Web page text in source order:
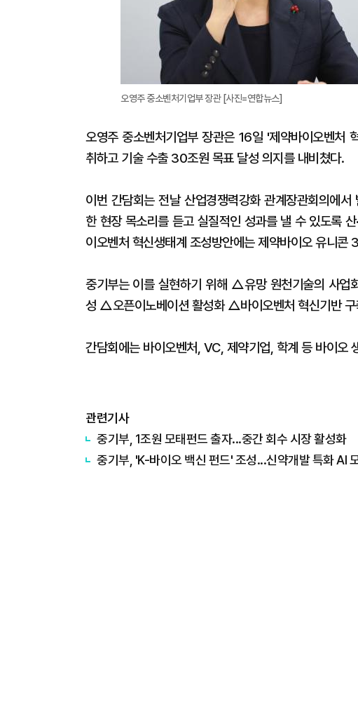
오영주 중소벤처기업부 장관 [사진=연합뉴스]
오영주 중소벤처기업부 장관은 16일 '제약바이오벤처
취하고 기술 수출 30조원 목표 달성 의지를 내비쳤다.
이번 간담회는 전날 산업경쟁력강화 관계장관회의에
한 현장 목소리를 듣고 실질적인 성과를 낼 수 있도록
이오벤처 혁신생태계 조성방안에는 제약바이오 유니콘
중기부는 이를 실현하기 위해 △유망 원천기술의 사
성 △오픈이노베이션 활성화 △바이오벤처 혁신기반 구
간담회에는 바이오벤처, VC, 제약기업, 학계 등 바이오
관련기사
중기부, 1조원 모태펀드 출자...중간 회수 시장 활성화
중기부, 'K-바이오 백신 펀드' 조성...신약개발 특화 AI